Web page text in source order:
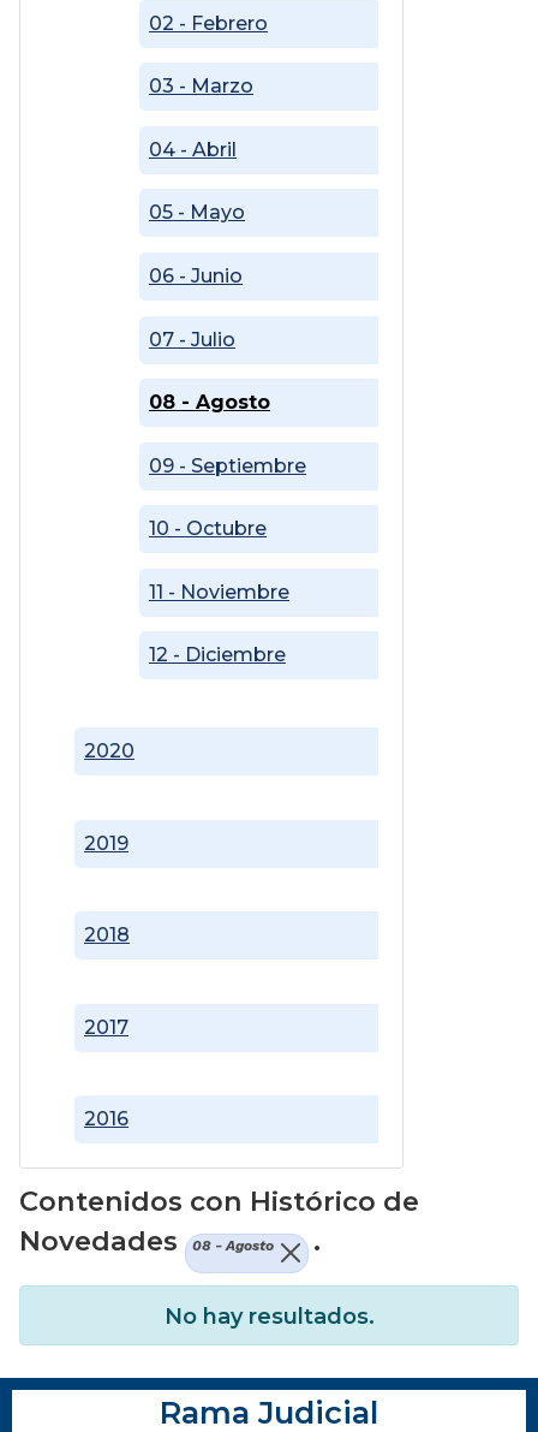
2016
2017
2018
2019
2020
02 - Febrero
03 - Marzo
04 - Abril
05 - Mayo
06 - Junio
07 - Julio
08 - Agosto
09 - Septiembre
10 - Octubre
11 - Noviembre
12 - Diciembre
Contenidos con Histórico de
Novedades
08 - Agosto .
No hay resultados.
Rama Judicial